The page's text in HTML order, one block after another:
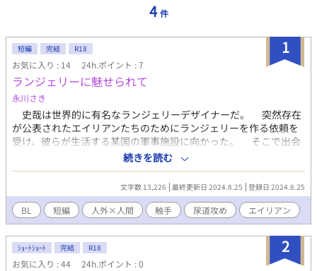
4 件
1
短編 完結 R18
お気に入り : 14 24h.ポイント : 7
ランジェリーに魅せられて
永川さき
史哉は世界的に有名なランジェリーデザイナーだ。 突然存在
が公表されたエイリアンたちのためにランジェリーを作る依頼を
受け、彼らが生活する某国の軍事施設に向かった。 そこで出会
ったのは、ランジェリーを共同開発することになったウテヤラカ
ン星のハララヨナカサム(通称サム)だった。 天木あんこ様、深山
恐竜様主催のおぱんつ企画2023年参加作品です。
続きを読む
文字数 13,226 最終更新日 2024.8.25 登録日 2024.8.25
BL 短編 人外×人間 触手 尿道攻め エイリアン
2
ｼｮｰﾄｼｮｰﾄ 完結 R18
お気に入り : 44 24h.ポイント : 0